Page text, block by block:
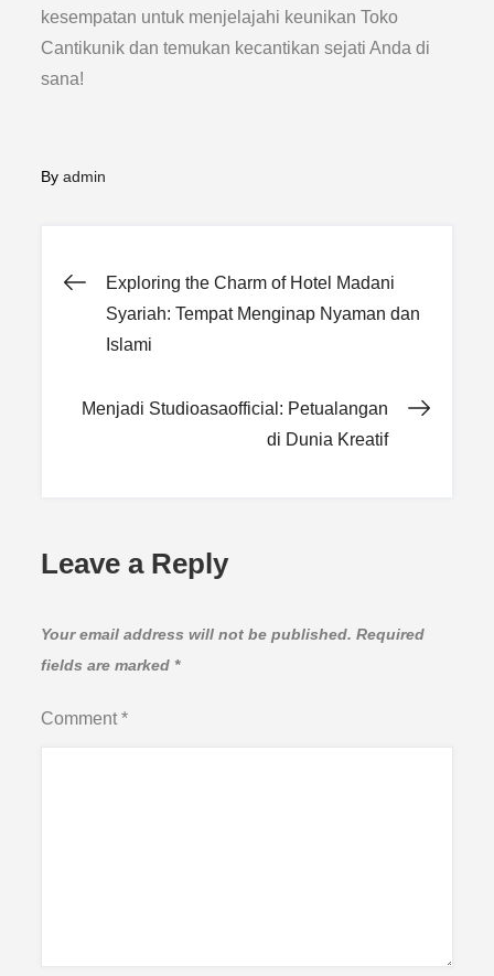
kesempatan untuk menjelajahi keunikan Toko
Cantikunik dan temukan kecantikan sejati Anda di
sana!
Byadmin
Post
navigation
Exploring the Charm of Hotel Madani
Syariah: Tempat Menginap Nyaman dan
Islami
Menjadi Studioasaofficial: Petualangan
di Dunia Kreatif
Leave a Reply
Your email address will not be published. Required
fields are marked *
Comment*